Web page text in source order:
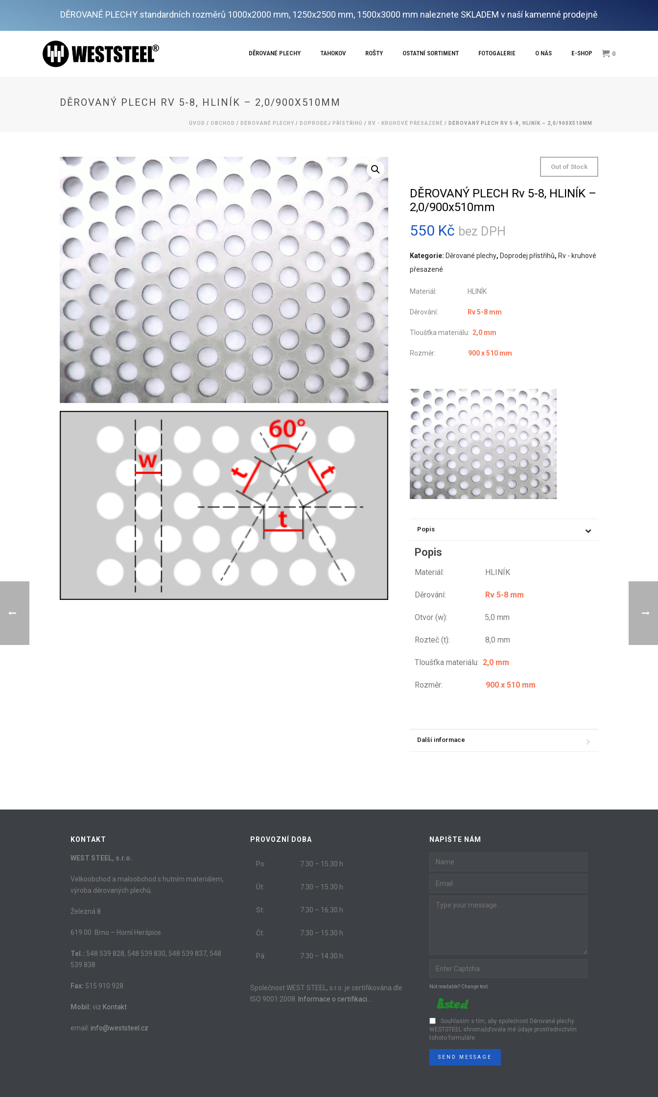
DĚROVANÉ PLECHY standardních rozměrů 1000x2000 mm, 1250x2500 mm, 1500x3000 mm naleznete SKLADEM v naší kamenné prodejně
DĚROVANÉ PLECHY TAHOKOV ROŠTY OSTATNÍ SORTIMENT FOTOGALERIE O NÁS E-SHOP 0
DĚROVANÝ PLECH RV 5-8, HLINÍK – 2,0/900X510MM
ÚVOD / OBCHOD / DĚROVANÉ PLECHY / DOPRODEJ PŘÍSTŘIHŮ / RV - KRUHOVÉ PŘESAZENÉ / DĚROVANÝ PLECH RV 5-8, HLINÍK – 2,0/900X510MM
Out of Stock
DĚROVANÝ PLECH Rv 5-8, HLINÍK –
2,0/900x510mm
550 Kč bez DPH
Kategorie: Děrované plechy, Doprodej přístřihů, Rv - kruhové
přesazené
Materiál: HLINÍK
Děrování: Rv 5-8 mm
Tloušťka materiálu: 2,0 mm
Rozměr: 900 x 510 mm
Popis
Popis
Materiál: HLINÍK
Děrování: Rv 5-8 mm
Otvor (w): 5,0 mm
Rozteč (t): 8,0 mm
Tloušťka materiálu: 2,0 mm
Rozměr: 900 x 510 mm
Další informace
KONTAKT
WEST STEEL, s.r.o.
Velkoobchod a maloobchod s hutním materiálem,
výroba děrovaných plechů.
Železná 8
619 00 Brno – Horní Heršpice
Tel.: 548 539 828, 548 539 830, 548 539 837, 548
539 838
Fax: 515 910 928
Mobil: viz Kontakt
email: info@weststeel.cz
PROVOZNÍ DOBA
Po: 7.30 – 15.30 h
Út: 7.30 – 15.30 h
St: 7.30 – 16.30 h
Čt: 7.30 – 15.30 h
Pá: 7.30 – 14.30 h
Společnost WEST STEEL, s.r.o. je certifikována dle
ISO 9001:2008.
Informace o certifikaci…
NAPIŠTE NÁM
Not readable? Change text.
Souhlasím s tím, aby společnost Děrované plechy
WESTSTEEL shromažďovala mé údaje prostřednictvím
tohoto formuláře.
SEND MESSAGE